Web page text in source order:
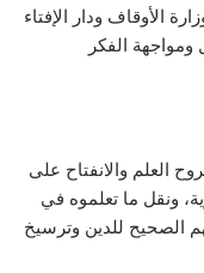
الأوقاف ودار الإفتاء
الفكر
العلم والانفتاح على
ونقل ما تعلموه في
الصحيح للدين وترسيخ